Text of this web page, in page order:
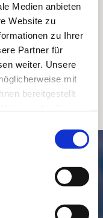
Medien anbieten
Website zu
zu Ihrer
Partner für
weiter. Unsere
mit
bereitgestellt